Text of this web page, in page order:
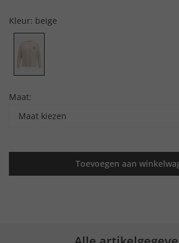
Kleur: beige
Maat:
Maat kiezen
Toevoegen aan